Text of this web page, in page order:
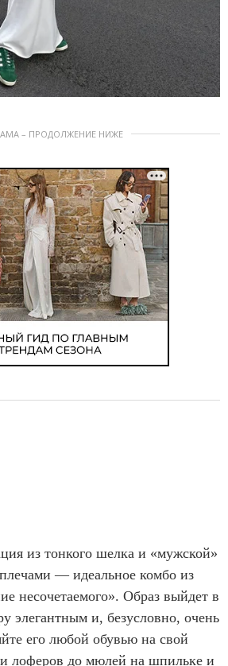
– ПРОДОЛЖЕНИЕ НИЖЕ
из тонкого шелка и «мужской»
— идеальное комбо из
несочетаемого». Образ выйдет в
элегантным и, безусловно, очень
его любой обувью на свой
и лоферов до мюлей на шпильке и